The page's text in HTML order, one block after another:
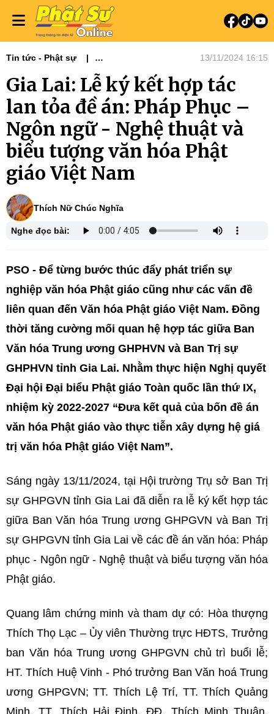
Tin tức - Phật sự
13/11/2024 16:15
Gia Lai: Lễ ký kết hợp tác
lan tỏa đề án: Pháp Phục –
Ngôn ngữ - Nghệ thuật và
biểu tượng văn hóa Phật
giáo Việt Nam
Thích Nữ Chúc Nghĩa
Nghe đọc bài:
PSO - Để từng bước thúc đẩy phát triển sự
nghiệp văn hóa Phật giáo cũng như các vấn đề
liên quan đến Văn hóa Phật giáo Việt Nam. Đồng
thời tăng cường mối quan hệ hợp tác giữa Ban
Văn hóa Trung ương GHPHVN và Ban Trị sự
GHPHVN tỉnh Gia Lai. Nhằm thực hiện Nghị quyết
Đại hội Đại biểu Phật giáo Toàn quốc lần thứ IX,
nhiệm kỳ 2022-2027 “Đưa kết quả của bốn đề án
văn hóa Phật giáo vào thực tiễn xây dựng hệ giá
trị văn hóa Phật giáo Việt Nam”.
Sáng ngày 13/11/2024, tại Hội trường Trụ sở Ban Trị
sự GHPGVN tỉnh Gia Lai đã diễn ra lễ ký kết hợp tác
giữa Ban Văn hóa Trung ương GHPGVN và Ban Trị
sự GHPGVN tỉnh Gia Lai về các đề án văn hóa: Pháp
phục - Ngôn ngữ - Nghệ thuật và biểu tượng văn hóa
Phật giáo.
Quang lâm chứng minh và tham dự có: Hòa thượng
Thích Thọ Lạc – Ủy viên Thường trực HĐTS, Trưởng
ban Văn hóa Trung ương GHPGVN chủ trì buổi lễ;
HT. Thích Huệ Vinh - Phó trưởng Ban Văn hoá Trung
ương GHPGVN; TT. Thích Lệ Trí, TT. Thích Quảng
Minh, TT. Thích Hải Định, ĐĐ. Thích Minh Thuận,